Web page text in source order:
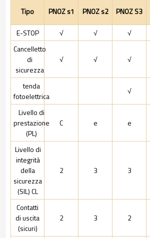
Tipo PNOZ s1 PNOZ s2 PNOZ S3
E-STOP
√ √ √
Cancelletto
di
sicurezza
√ √ √
tenda
fotoelettrica
√
Livello di
prestazione
(PL)
C e e
Livello di
integrità
della
sicurezza
(SIL) CL
2 3 3
Contatti
di uscita
(sicuri)
2 3 2